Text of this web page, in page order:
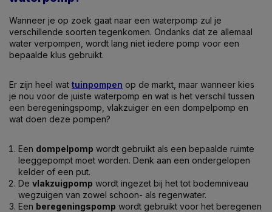
Wanneer je op zoek gaat naar een waterpomp zul je
verschillende soorten tegenkomen. Ondanks dat ze allemaal
water verpompen, wordt lang niet iedere pomp voor een
bepaalde klus gebruikt.
Er zijn heel wat tuinpompen op de markt, maar wanneer kies
je nou voor de juiste waterpomp en wat is het verschil tussen
een beregeningspomp, vlakzuiger en een dompelpomp en
wat doen deze pompen?
Een dompelpomp wordt gebruikt als een bepaalde ruimte
leeggepompt moet worden. Denk aan een ondergelopen
kelder of een put.
De vlakzuigpomp wordt ingezet bij het tot bodemniveau
wegzuigen van zowel schoon- als regenwater.
Een beregeningspomp wordt gebruikt voor het beregenen